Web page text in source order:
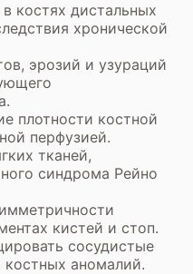
костях дистальных
хронической
эрозий и узураций
плотности костной
перфузией.
тканей,
синдрома Рейно
кистей и стоп.
сосудистые
костных аномалий.